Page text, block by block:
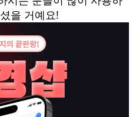
을 거예요!